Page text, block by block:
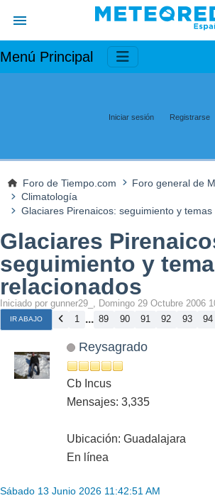
Menú Principal
Iniciar sesión Registrarse
Foro de Tiempo.com
Foro general de
Climatología
Glaciares Pirenaicos: seguimiento y
Glaciares
seguimiento y
relacionados
Iniciado por gunner29_, Domingo 29 Octubre 2006
IR ABAJO 1 ... 89 90 91 92 93 94
Reysagrado
Cb Incus
Mensajes: 3,335
Ubicación: Guadalajara
En línea
Sábado 13 Junio 2026 11:42:51 AM